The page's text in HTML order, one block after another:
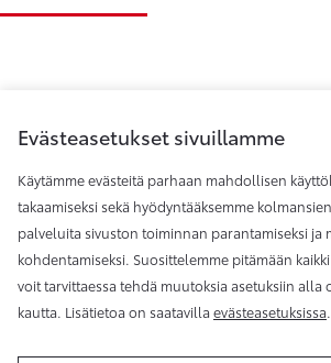
Toyota Helsinki
Evästeasetukset sivuillamme
Käytämme evästeitä parhaan mahdollisen
takaamiseksi sekä hyödyntääksemme
palveluita sivuston toiminnan parantamiseksi ja
kohdentamiseksi. Suosittelemme pitämään
voit tarvittaessa tehdä muutoksia asetuksiin alla
kautta. Lisätietoa on saatavilla evästeasetuksissa.